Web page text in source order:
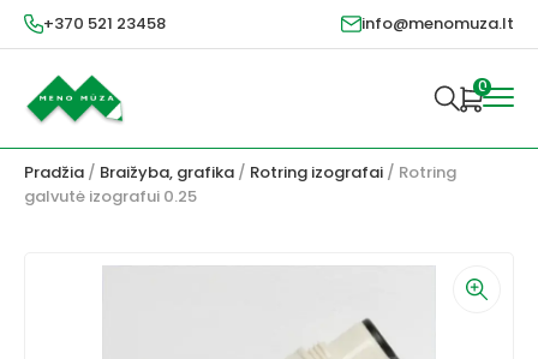
+370 521 23458 info@menomuza.lt
0
Pradžia / Braižyba, grafika / Rotring izografai / Rotring
galvutė izografui 0.25